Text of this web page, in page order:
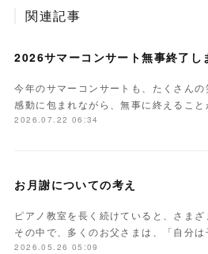
関連記事
今年のサマーコンサートも、たくさんの
感動に包まれながら、無事に終えるこ
2026.07.22 06:34
お月謝についての考え
ピアノ教室を長く続けていると、さまざ
その中で、多くのお父さまは、「自分
2026.05.26 05:09